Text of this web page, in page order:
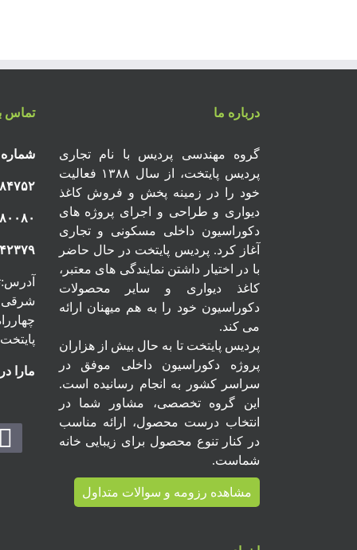
درباره ما
گروه مهندسی پردیس با نام تجاری
پردیس پایتخت، از سال ۱۳۸۸ فعالیت
خود را در زمینه پخش و فروش کاغذ
دیواری و طراحی و اجرای پروژه های
دکوراسیون داخلی مسکونی و تجاری
آغاز کرد. پردیس پایتخت در حال حاضر
با در اختیار داشتن نمایندگی های معتبر،
کاغذ دیواری و سایر محصولات
دکوراسیون خود را به هم میهنان ارائه
می کند.
پردیس پایتخت تا به حال بیش از هزاران
پروژه دکوراسیون داخلی موفق در
سراسر کشور به انجام رسانیده است.
این گروه تخصصی، مشاور شما در
انتخاب درست محصول، ارائه مناسب
در کنار تنوع محصول برای زیبایی خانه
شماست.
مشاهده رزومه و سوالات متداول
تماس
۰۲۱-
شرقی ،
پایتخت
مارا